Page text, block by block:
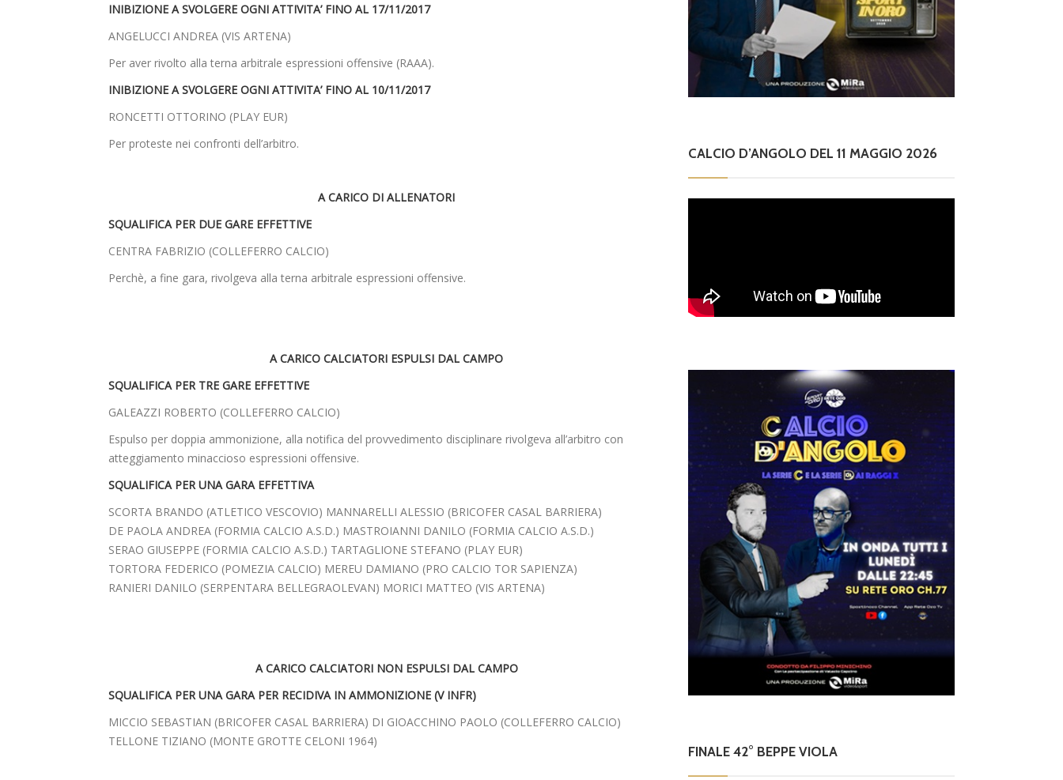
INIBIZIONE A SVOLGERE OGNI ATTIVITA’ FINO AL 17/11/2017
ANGELUCCI ANDREA (VIS ARTENA)
Per aver rivolto alla terna arbitrale espressioni offensive (RAAA).
INIBIZIONE A SVOLGERE OGNI ATTIVITA’ FINO AL 10/11/2017
RONCETTI OTTORINO (PLAY EUR)
Per proteste nei confronti dell’arbitro.
A CARICO DI ALLENATORI
SQUALIFICA PER DUE GARE EFFETTIVE
CENTRA FABRIZIO (COLLEFERRO CALCIO)
Perchè, a fine gara, rivolgeva alla terna arbitrale espressioni offensive.
A CARICO CALCIATORI ESPULSI DAL CAMPO
SQUALIFICA PER TRE GARE EFFETTIVE
GALEAZZI ROBERTO (COLLEFERRO CALCIO)
Espulso per doppia ammonizione, alla notifica del provvedimento disciplinare rivolgeva all’arbitro con
atteggiamento minaccioso espressioni offensive.
SQUALIFICA PER UNA GARA EFFETTIVA
SCORTA BRANDO (ATLETICO VESCOVIO) MANNARELLI ALESSIO (BRICOFER CASAL BARRIERA)
DE PAOLA ANDREA (FORMIA CALCIO A.S.D.) MASTROIANNI DANILO (FORMIA CALCIO A.S.D.)
SERAO GIUSEPPE (FORMIA CALCIO A.S.D.) TARTAGLIONE STEFANO (PLAY EUR)
TORTORA FEDERICO (POMEZIA CALCIO) MEREU DAMIANO (PRO CALCIO TOR SAPIENZA)
RANIERI DANILO (SERPENTARA BELLEGRAOLEVAN) MORICI MATTEO (VIS ARTENA)
A CARICO CALCIATORI NON ESPULSI DAL CAMPO
SQUALIFICA PER UNA GARA PER RECIDIVA IN AMMONIZIONE (V INFR)
MICCIO SEBASTIAN (BRICOFER CASAL BARRIERA) DI GIOACCHINO PAOLO (COLLEFERRO CALCIO)
TELLONE TIZIANO (MONTE GROTTE CELONI 1964)
CALCIO D’ANGOLO DEL 11 MAGGIO 2026
FINALE 42° BEPPE VIOLA